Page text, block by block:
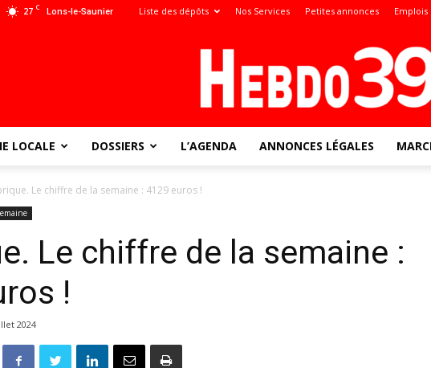
27 C Lons-le-Saunier Liste des dépôts Nos Services Petites annonces Emplois
LOCALE DOSSIERS L’AGENDA ANNONCES LÉGALES
Le chiffre de la semaine : 4129 euros !
Le chiffre de la semaine :
!
2024